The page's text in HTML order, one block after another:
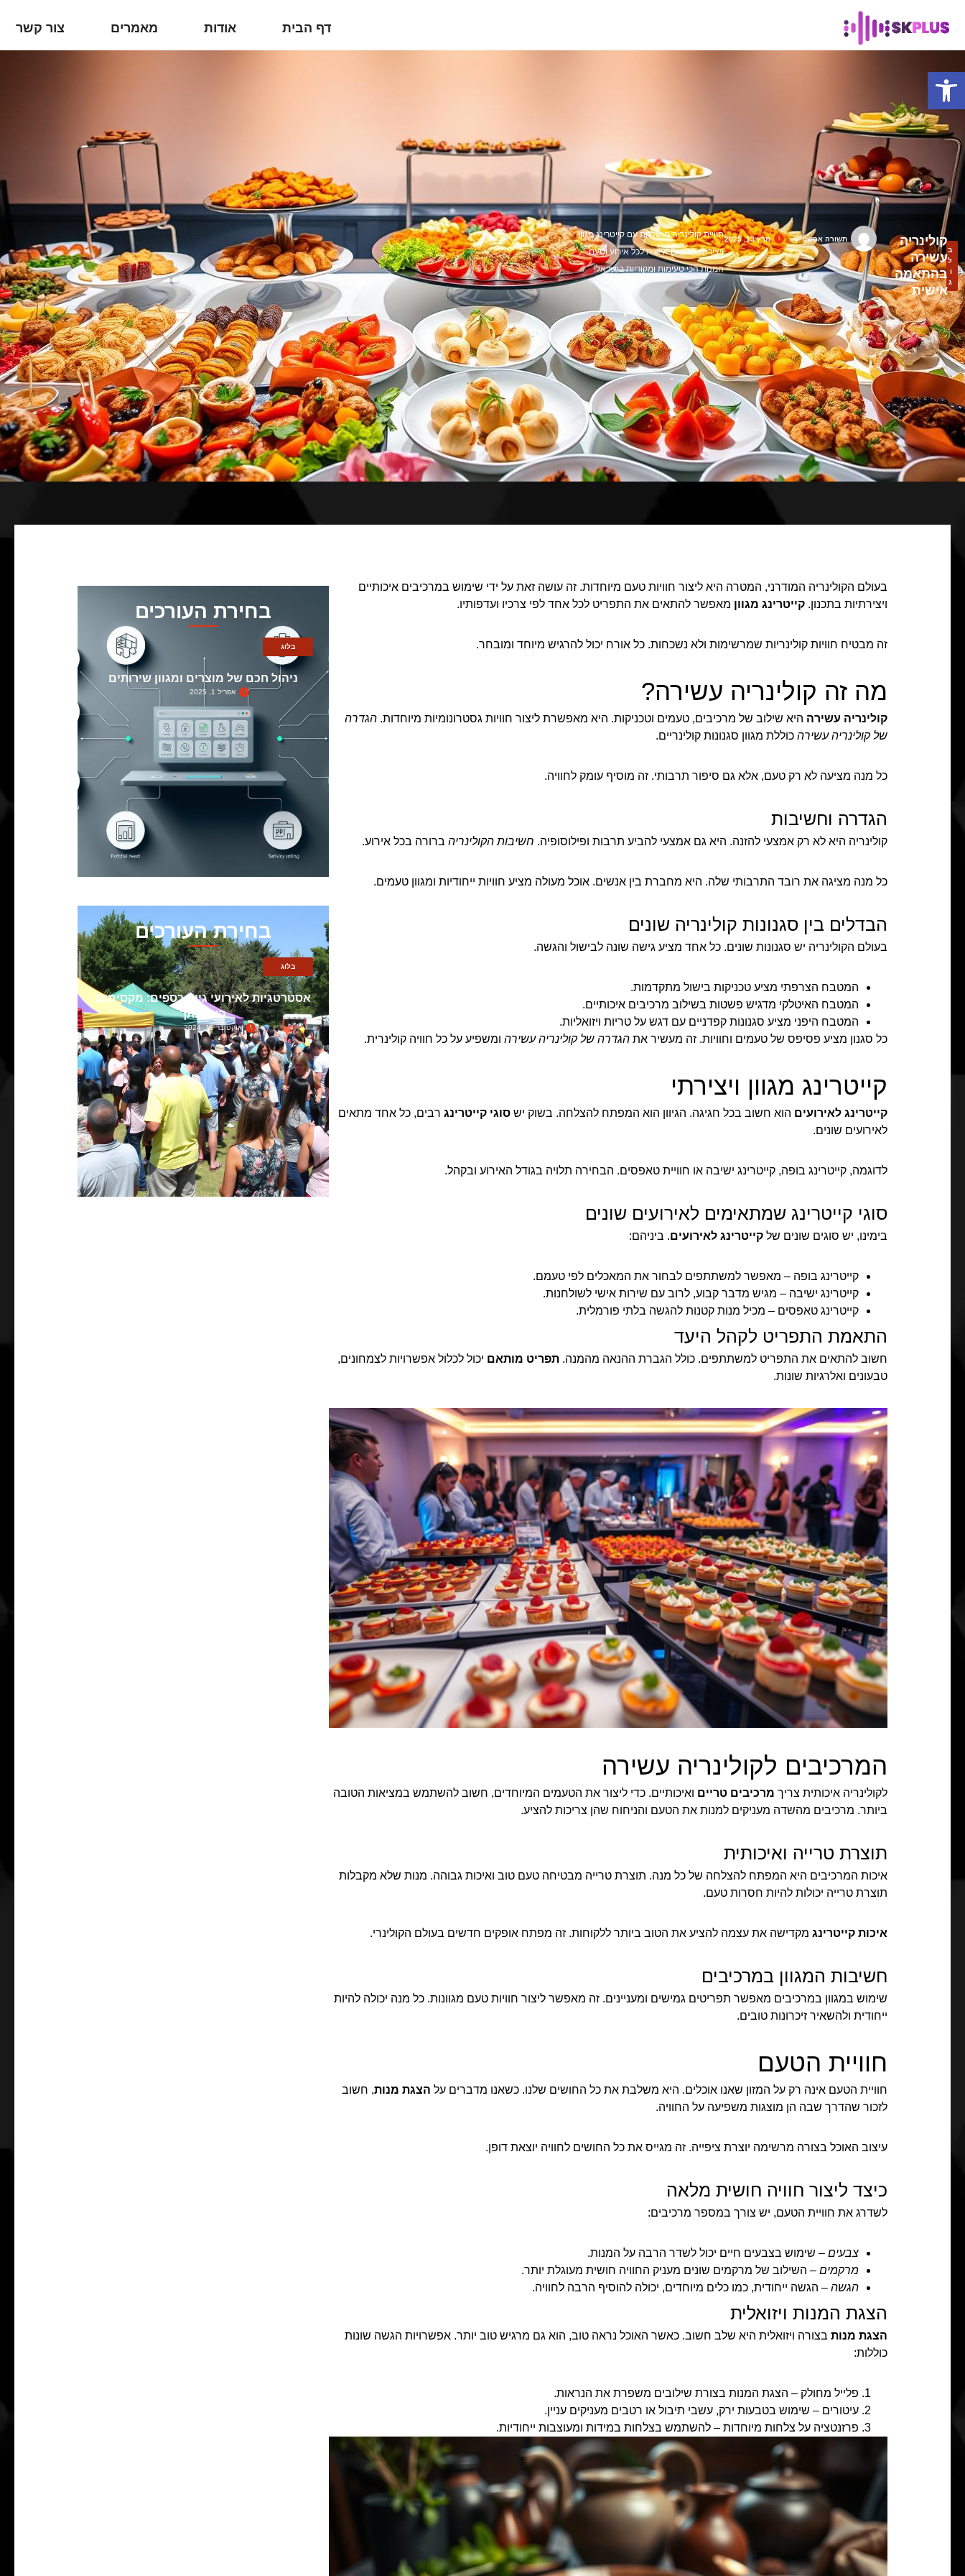
דף הבית אודות מאמרים צור קשר
ב
ל
ו
ג
קולינריה
עשירה
בהתאמה
אישית
תשורה אפשטיין מרץ 13, 2025
חוויית קולינריה מושלמת עם קייטרינג מגוון
ויצירתי, מתואם אישית לכל אירוע וטעם.
המנות הכי טעימות ומקוריות בישראל!
בעולם הקולינריה המודרני, המטרה היא ליצור חוויות טעם מיוחדות. זה עושה זאת על ידי שימוש במרכיבים איכותיים
ויצירתיות בתכנון. קייטרינג מגוון מאפשר להתאים את התפריט לכל אחד לפי צרכיו ועדפותיו.
זה מבטיח חוויות קולינריות שמרשימות ולא נשכחות. כל אורח יכול להרגיש מיוחד ומובחר.
מה זה קולינריה עשירה?
קולינריה עשירה היא שילוב של מרכיבים, טעמים וטכניקות. היא מאפשרת ליצור חוויות גסטרונומיות מיוחדות. הגדרה
של קולינריה עשירה כוללת מגוון סגנונות קולינריים.
כל מנה מציעה לא רק טעם, אלא גם סיפור תרבותי. זה מוסיף עומק לחוויה.
הגדרה וחשיבות
קולינריה היא לא רק אמצעי להזנה. היא גם אמצעי להביע תרבות ופילוסופיה. חשיבות הקולינריה ברורה בכל אירוע.
כל מנה מציגה את רובד התרבותי שלה. היא מחברת בין אנשים. אוכל מעולה מציע חוויות ייחודיות ומגוון טעמים.
הבדלים בין סגנונות קולינריה שונים
בעולם הקולינריה יש סגנונות שונים. כל אחד מציע גישה שונה לבישול והגשה.
המטבח הצרפתי מציע טכניקות בישול מתקדמות.
המטבח האיטלקי מדגיש פשטות בשילוב מרכיבים איכותיים.
המטבח היפני מציע סגנונות קפדניים עם דגש על טריות ויזואליות.
כל סגנון מציע פסיפס של טעמים וחוויות. זה מעשיר את הגדרה של קולינריה עשירה ומשפיע על כל חוויה קולינרית.
קייטרינג מגוון ויצירתי
קייטרינג לאירועים הוא חשוב בכל חגיגה. הגיוון הוא המפתח להצלחה. בשוק יש סוגי קייטרינג רבים, כל אחד מתאים
לאירועים שונים.
לדוגמה, קייטרינג בופה, קייטרינג ישיבה או חוויית טאפסים. הבחירה תלויה בגודל האירוע ובקהל.
סוגי קייטרינג שמתאימים לאירועים שונים
בימינו, יש סוגים שונים של קייטרינג לאירועים. ביניהם:
קייטרינג בופה – מאפשר למשתתפים לבחור את המאכלים לפי טעמם.
קייטרינג ישיבה – מגיש מדבר קבוע, לרוב עם שירות אישי לשולחנות.
קייטרינג טאפסים – מכיל מנות קטנות להגשה בלתי פורמלית.
התאמת התפריט לקהל היעד
חשוב להתאים את התפריט למשתתפים. כולל הגברת ההנאה מהמנה. תפריט מותאם יכול לכלול אפשרויות לצמחונים,
טבעונים ואלרגיות שונות.
המרכיבים לקולינריה עשירה
לקולינריה איכותית צריך מרכיבים טריים ואיכותיים. כדי ליצור את הטעמים המיוחדים, חשוב להשתמש במציאות הטובה
ביותר. מרכיבים מהשדה מעניקים למנות את הטעם והניחוח שהן צריכות להציע.
תוצרת טרייה ואיכותית
איכות המרכיבים היא המפתח להצלחה של כל מנה. תוצרת טרייה מבטיחה טעם טוב ואיכות גבוהה. מנות שלא מקבלות
תוצרת טרייה יכולות להיות חסרות טעם.
איכות קייטרינג מקדישה את עצמה להציע את הטוב ביותר ללקוחות. זה מפתח אופקים חדשים בעולם הקולינרי.
חשיבות המגוון במרכיבים
שימוש במגוון במרכיבים מאפשר תפריטים גמישים ומעניינים. זה מאפשר ליצור חוויות טעם מגוונות. כל מנה יכולה להיות
ייחודית ולהשאיר זיכרונות טובים.
חוויית הטעם
חוויית הטעם אינה רק על המזון שאנו אוכלים. היא משלבת את כל החושים שלנו. כשאנו מדברים על הצגת מנות, חשוב
לזכור שהדרך שבה הן מוצגות משפיעה על החוויה.
עיצוב האוכל בצורה מרשימה יוצרת ציפייה. זה מגייס את כל החושים לחוויה יוצאת דופן.
כיצד ליצור חוויה חושית מלאה
לשדרג את חוויית הטעם, יש צורך במספר מרכיבים:
צבעים – שימוש בצבעים חיים יכול לשדר הרבה על המנות.
מרקמים – השילוב של מרקמים שונים מעניק החוויה חושית מעוגלת יותר.
הגשה – הגשה ייחודית, כמו כלים מיוחדים, יכולה להוסיף הרבה לחוויה.
הצגת המנות ויזואלית
הצגת מנות בצורה ויזואלית היא שלב חשוב. כאשר האוכל נראה טוב, הוא גם מרגיש טוב יותר. אפשרויות הגשה שונות
כוללות:
פלייל מחולק – הצגת המנות בצורת שילובים משפרת את הנראות.
עיטורים – שימוש בטבעות ירק, עשבי תיבול או רטבים מעניקים עניין.
פרזנטציה על צלחות מיוחדות – להשתמש בצלחות במידות ומעוצבות ייחודיות.
בחירת העורכים
בלוג
ניהול חכם של מוצרים ומגוון שירותים
אפריל 1, 2025
בחירת העורכים
בלוג
אסטרטגיות לאירועי גיוס כספים: מקסימום
השפעתך
אוקטובר 18, 2024
פתח סרגל נגישות